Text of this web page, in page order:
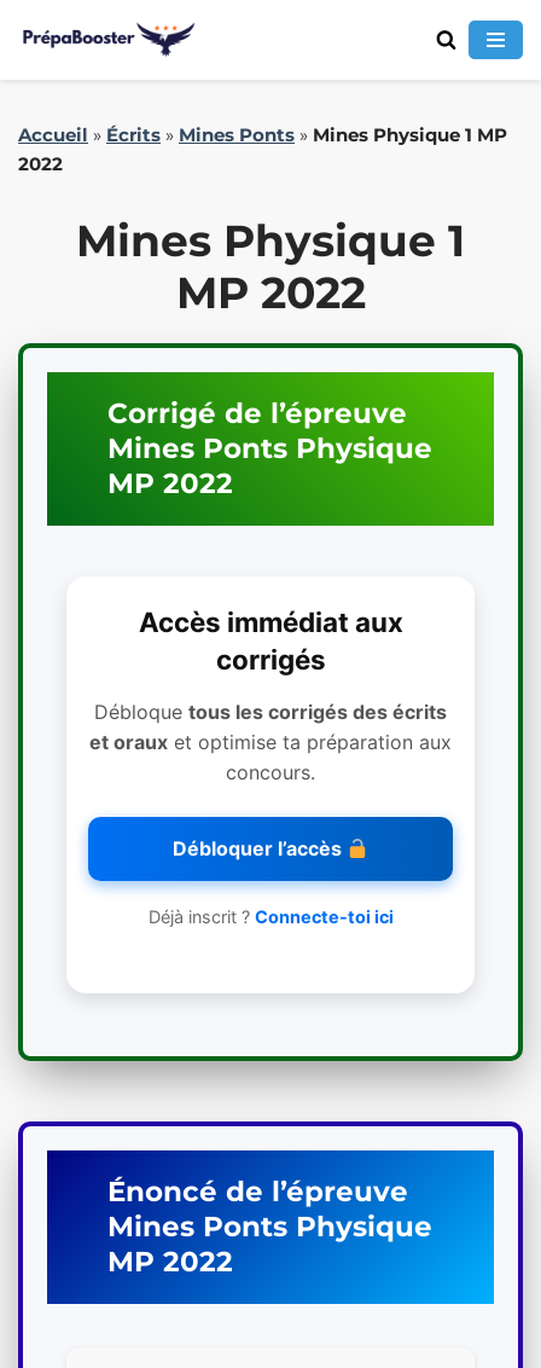
Aller
au
Accueil » Écrits » Mines Ponts » Mines Physique 1 MP
2022
Mines Physique 1
MP 2022
Corrigé de l’épreuve
Mines Ponts Physique
MP 2022
Accès immédiat aux
corrigés
Débloque tous les corrigés des écrits
et oraux et optimise ta préparation aux
concours.
Débloquer l’accès
Déjà inscrit ? Connecte-toi ici
Énoncé de l’épreuve
Mines Ponts Physique
MP 2022